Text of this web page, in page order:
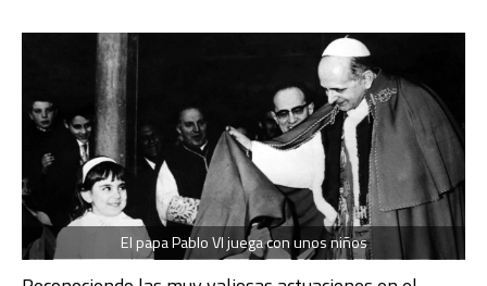
El papa Pablo VI juega con unos niños